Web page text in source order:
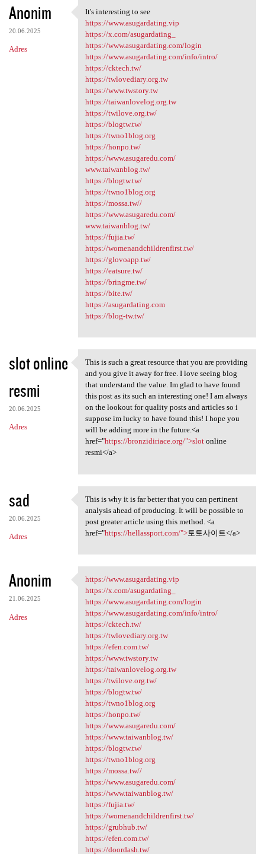
Anonim
20.06.2025
Adres
It's interesting to see
It's interesting to see
https://www.asugardating.vip
https://x.com/asugardating_
https://www.asugardating.com/login
https://www.asugardating.com/info/intro/
https://cktech.tw/
https://twlovediary.org.tw
https://www.twstory.tw
https://taiwanlovelog.org.tw
https://twilove.org.tw/
https://blogtw.tw/
https://twno1blog.org
https://honpo.tw/
https://www.asugaredu.com/
www.taiwanblog.tw/
https://blogtw.tw/
https://twno1blog.org
https://mossa.tw//
https://www.asugaredu.com/
www.taiwanblog.tw/
https://fujia.tw/
https://womenandchildrenfirst.tw/
https://glovoapp.tw/
https://eatsure.tw/
https://bringme.tw/
https://bite.tw/
https://asugardating.com
https://blog-tw.tw/
slot online
resmi
20.06.2025
Adres
This is such a great resource
This is such a great resource that you are providing
and you give it away for free. I love seeing blog
that understand the value. Im glad to have found
this post as its such an interesting one! I am always
on the lookout for quality posts and articles so i
suppose im lucky to have found this! I hope you
will be adding more in the future.<a
href="https://bronzidiriace.org/">slotonline
resmi</a>
sad
20.06.2025
Adres
This is why it is far better
This is why it is far better that you can pertinent
analysis ahead of producing. It will be possible to
post greater article using this method. <a
href="https://hellassport.com/">토토사이트</a>
Anonim
21.06.2025
Adres
https://www.asugardating.vip
https://www.asugardating.vip
https://x.com/asugardating_
https://www.asugardating.com/login
https://www.asugardating.com/info/intro/
https://cktech.tw/
https://twlovediary.org.tw
https://efen.com.tw/
https://www.twstory.tw
https://taiwanlovelog.org.tw
https://twilove.org.tw/
https://blogtw.tw/
https://twno1blog.org
https://honpo.tw/
https://www.asugaredu.com/
https://www.taiwanblog.tw/
https://blogtw.tw/
https://twno1blog.org
https://mossa.tw//
https://www.asugaredu.com/
https://www.taiwanblog.tw/
https://fujia.tw/
https://womenandchildrenfirst.tw/
https://grubhub.tw/
https://efen.com.tw/
https://doordash.tw/